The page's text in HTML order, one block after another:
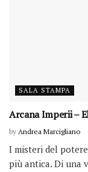
SALA STAMPA
Arcana Imperii –
by Andrea Marcigliano
I misteri del
più antica. Di una